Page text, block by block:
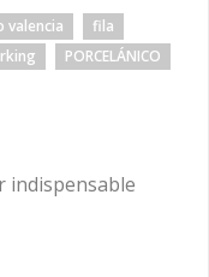
valencia
fila
PORCELÁNICO
indispensable